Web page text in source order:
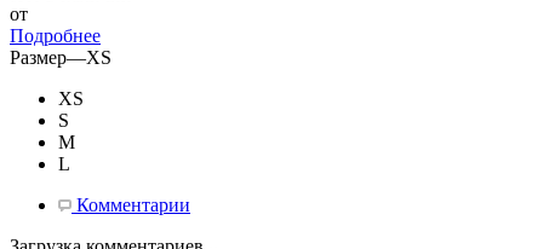
от
Подробнее
Размер—XS
XS
S
M
L
Комментарии